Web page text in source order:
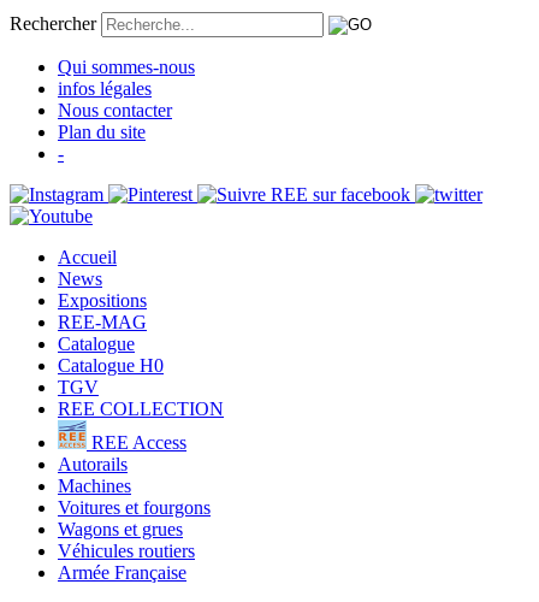
Rechercher
Qui sommes-nous
infos légales
Nous contacter
Plan du site
-
Accueil
News
Expositions
REE-MAG
Catalogue
Catalogue H0
TGV
REE COLLECTION
REE Access
Autorails
Machines
Voitures et fourgons
Wagons et grues
Véhicules routiers
Armée Française